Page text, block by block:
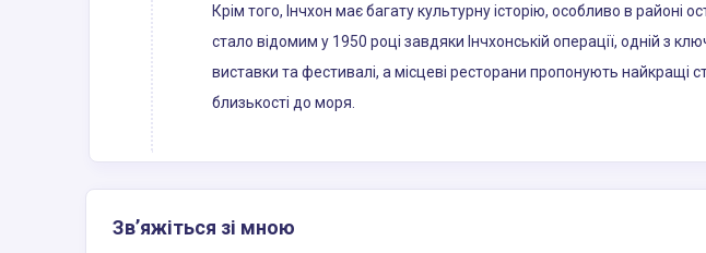
Крім того, Інчхон має багату культурну історію, особливо в районі
стало відомим у 1950 році завдяки Інчхонській операції, одній з
виставки та фестивалі, а місцеві ресторани пропонують найкращі
близькості до моря.
Зв’яжіться зі мною